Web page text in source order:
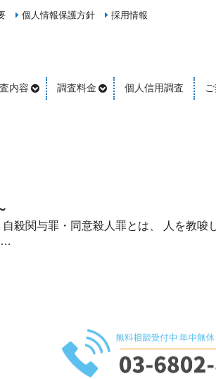
個人情報保護方針 採用情報
内容 調査料金 個人信用調査
関与罪・同意殺人罪とは、 人を教唆
…